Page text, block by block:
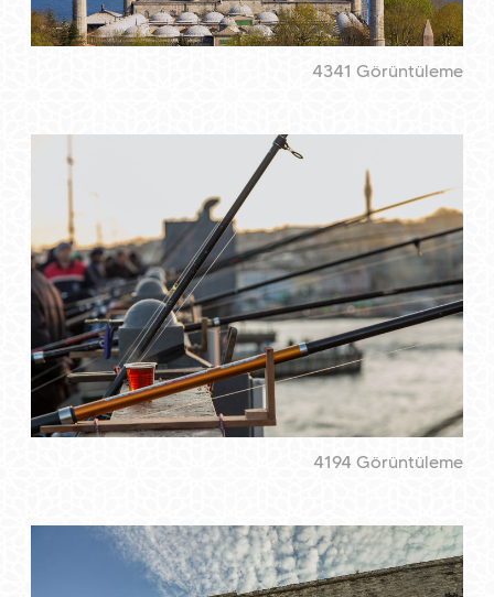
4341 Görüntüleme
4194 Görüntüleme